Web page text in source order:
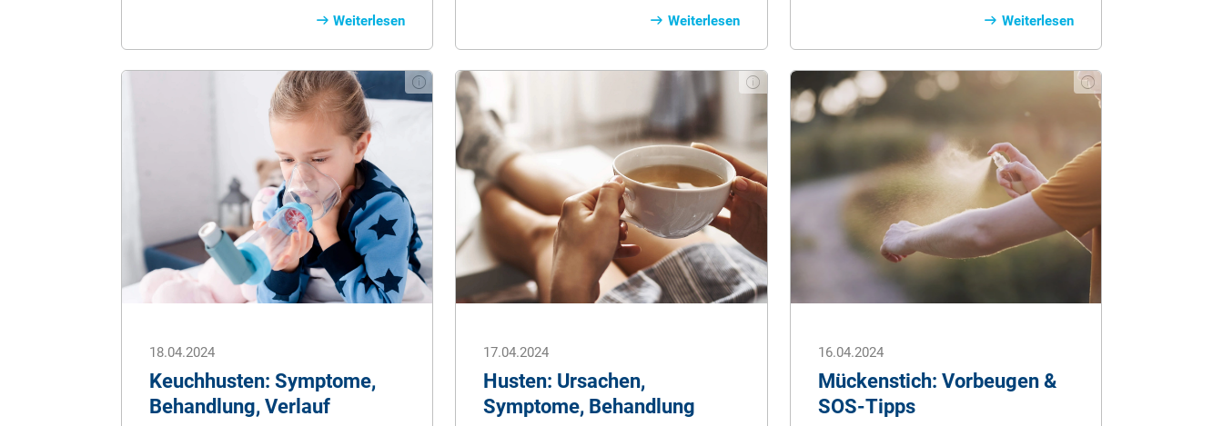
befallen auch andere im Haushalt
lebende Tiere, wie zum Beispiel den
Hund. Selbst der Mensch kann Opfer
der kleinen Blutsauger werden.
Weiterlesen
einstellen? Was braucht eine Katze?
Unzählige Produkte sind im Bereich
Katzenzubehör verfügbar. Dabei ist die
nötige Grundausstattung
vergleichsweise überschaubar.
Weiterlesen
und Nordeuropa verträgt Tiermilch.
Dabei nimmt die Laktoseverträglichkeit
in Europa von Norden nach Süden ab
und im weltweiten Vergleich ist
Laktoseintoleranz völlig normal. Die
meisten Menschen weltweit bekommen
von Tiermilch Beschwerden wie
Bauchkrämpfe, starke Blähungen oder
Durchfall.
Weiterlesen
18.04.2024
Keuchhusten: Symptome,
Behandlung, Verlauf
17.04.2024
Husten: Ursachen,
Symptome, Behandlung
16.04.2024
Mückenstich: Vorbeugen &
SOS-Tipps